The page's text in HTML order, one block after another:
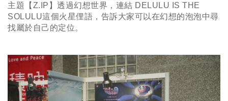
主題【Z.IP】透過幻想世界，連結 DELULU IS THE
SOLULU這個火星俚語，告訴大家可以在幻想的泡泡中尋
找屬於自己的定位。